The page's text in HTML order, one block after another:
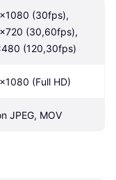
(30fps),
(30,60fps),
(120,30fps)
(Full HD)
JPEG, MOV